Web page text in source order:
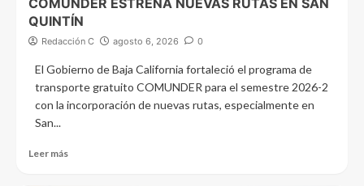
QUINTÍN
Redacción C agosto 6, 2026 0
El Gobierno de Baja California fortaleció el programa de
transporte gratuito COMUNDER para el semestre 2026-2
con la incorporación de nuevas rutas, especialmente en
San...
Leer más